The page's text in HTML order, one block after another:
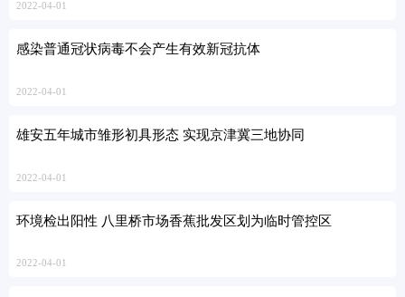
2022-04-01
感染普通冠状病毒不会产生有效新冠抗体
2022-04-01
雄安五年城市雏形初具形态 实现京津冀三地协同
2022-04-01
环境检出阳性 八里桥市场香蕉批发区划为临时管控区
2022-04-01